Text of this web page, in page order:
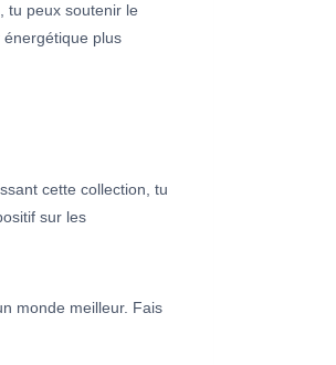
tu peux soutenir le
plus
cette collection, tu
sur les
monde meilleur. Fais